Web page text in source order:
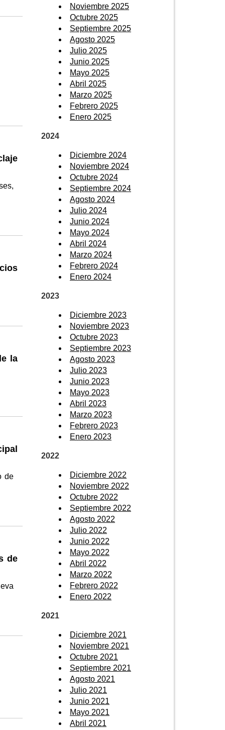
la
de
de
Noviembre 2025
Octubre 2025
Septiembre 2025
Agosto 2025
Julio 2025
Junio 2025
Mayo 2025
Abril 2025
Marzo 2025
Febrero 2025
Enero 2025
2024
Diciembre 2024
Noviembre 2024
Octubre 2024
Septiembre 2024
Agosto 2024
Julio 2024
Junio 2024
Mayo 2024
Abril 2024
Marzo 2024
Febrero 2024
Enero 2024
2023
Diciembre 2023
Noviembre 2023
Octubre 2023
Septiembre 2023
Agosto 2023
Julio 2023
Junio 2023
Mayo 2023
Abril 2023
Marzo 2023
Febrero 2023
Enero 2023
2022
Diciembre 2022
Noviembre 2022
Octubre 2022
Septiembre 2022
Agosto 2022
Julio 2022
Junio 2022
Mayo 2022
Abril 2022
Marzo 2022
Febrero 2022
Enero 2022
2021
Diciembre 2021
Noviembre 2021
Octubre 2021
Septiembre 2021
Agosto 2021
Julio 2021
Junio 2021
Mayo 2021
Abril 2021